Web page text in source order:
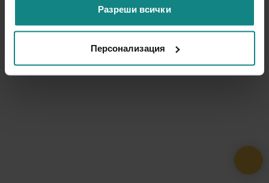
Разреши всички
Персонализация